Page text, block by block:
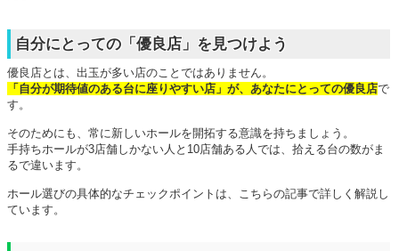
自分にとっての「優良店」を見つけよう
優良店とは、出玉が多い店のことではありません。
「自分が期待値のある台に座りやすい店」が、あなたにとっての優良店で
す。
そのためにも、常に新しいホールを開拓する意識を持ちましょう。
手持ちホールが3店舗しかない人と10店舗ある人では、拾える台の数がま
るで違います。
ホール選びの具体的なチェックポイントは、こちらの記事で詳しく解説し
ています。